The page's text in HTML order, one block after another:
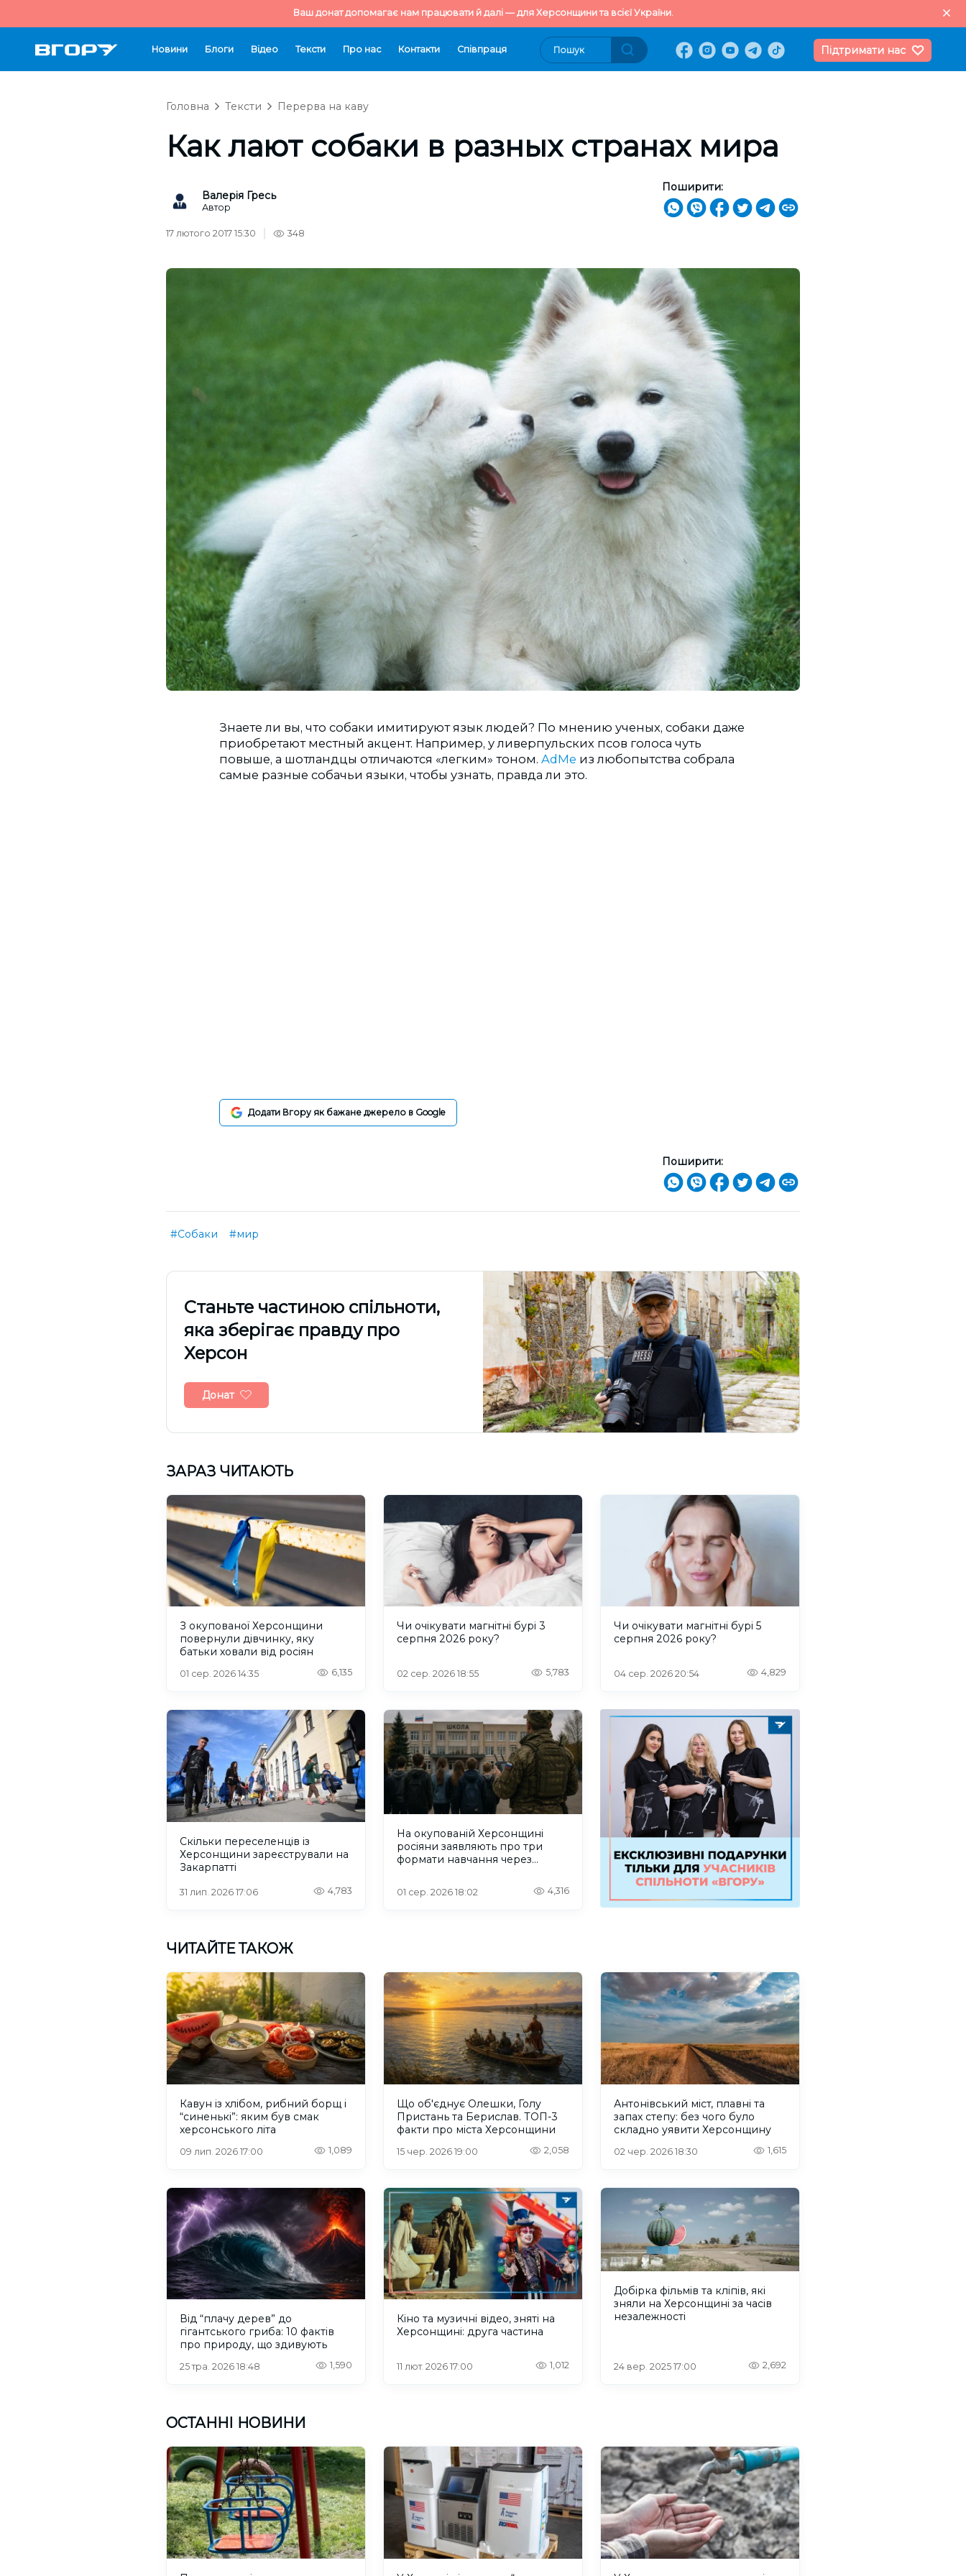
Ваш донат допомагає нам працювати й далі — для Херсонщини та всієї України.
Новини Блоги Відео Тексти Про нас Контакти Cпівпраця Підтримати нас
Головна Тексти Перерва на каву
Как лают собаки в разных странах мира
Валерія Гресь
Автор
Поширити:
17 лютого 2017 15:30 348
Знаете ли вы, что собаки имитируют язык людей? По мнению ученых, собаки даже
приобретают местный акцент. Например, у ливерпульских псов голоса чуть
повыше, а шотландцы отличаются «легким» тоном. AdMe из любопытства собрала
самые разные собачьи языки, чтобы узнать, правда ли это.
Додати Вгору як бажане джерело в Google
Поширити:
#Собаки #мир
Cтаньте частиною спільноти,
яка зберігає правду про
Херсон
Донат
ЗАРАЗ ЧИТАЮТЬ
З окупованої Херсонщини
повернули дівчинку, яку
батьки ховали від росіян
01 сер. 2026 14:35 6,135
Чи очікувати магнітні бурі 3
серпня 2026 року?
02 сер. 2026 18:55 5,783
Чи очікувати магнітні бурі 5
серпня 2026 року?
04 сер. 2026 20:54 4,829
Скільки переселенців із
Херсонщини зареєстрували на
Закарпатті
31 лип. 2026 17:06 4,783
На окупованій Херсонщині
росіяни заявляють про три
формати навчання через
01 сер. 2026 18:02 4,316
ЧИТАЙТЕ ТАКОЖ
Кавун із хлібом, рибний борщ і
“синенькі”: яким був смак
херсонського літа
09 лип. 2026 17:00 1,089
Що об'єднує Олешки, Голу
Пристань та Берислав. ТОП-3
факти про міста Херсонщини
15 чер. 2026 19:00 2,058
Антонівський міст, плавні та
запах степу: без чого було
складно уявити Херсонщину
02 чер. 2026 18:30 1,615
Від “плачу дерев” до
гігантського гриба: 10 фактів
про природу, що здивують
25 тра. 2026 18:48 1,590
Кіно та музичні відео, зняті на
Херсонщині: друга частина
11 лют. 2026 17:00 1,012
Добірка фільмів та кліпів, які
зняли на Херсонщині за часів
незалежності
24 вер. 2025 17:00 2,692
ОСТАННІ НОВИНИ